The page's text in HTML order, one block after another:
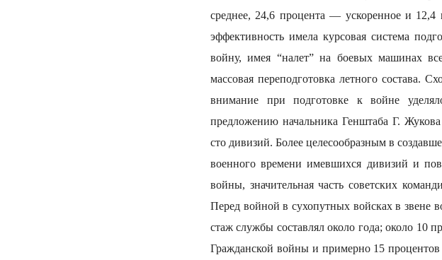
среднее, 24,6 процента — ускоренное и
эффективность имела курсовая система
войну, имея “налет” на боевых машинах
массовая переподготовка летного состава.
внимание при подготовке к войне
предложению начальника Генштаба Г.
сто дивизий. Более целесообразным в
военного времени имевшихся дивизий и
войны, значительная часть советских
Перед войной в сухопутных войсках в звене
стаж службы составлял около года; около 10
Гражданской войны и примерно 15